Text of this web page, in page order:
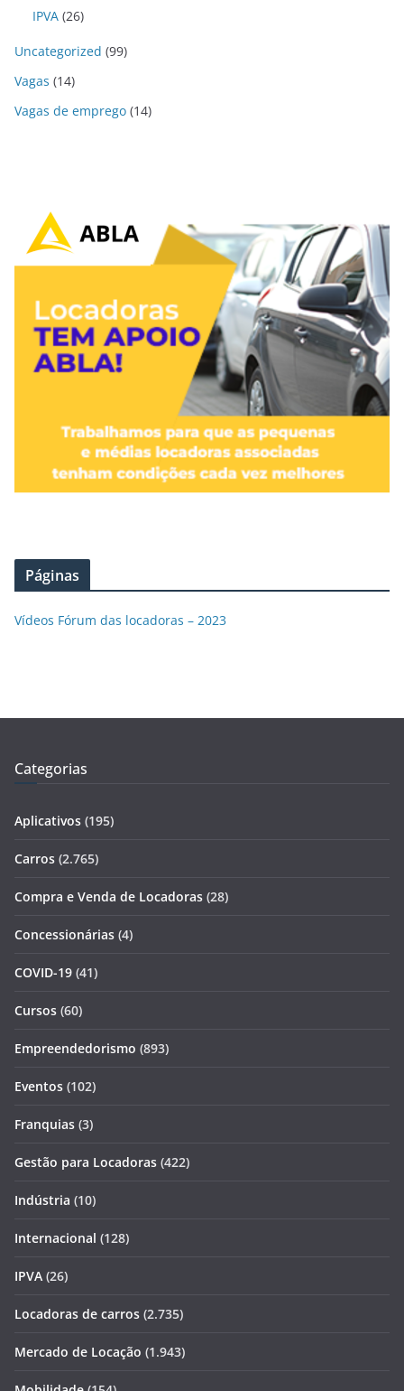
IPVA (26)
Uncategorized (99)
Vagas (14)
Vagas de emprego (14)
Páginas
Vídeos Fórum das locadoras – 2023
Categorias
Aplicativos (195)
Carros (2.765)
Compra e Venda de Locadoras (28)
Concessionárias (4)
COVID-19 (41)
Cursos (60)
Empreendedorismo (893)
Eventos (102)
Franquias (3)
Gestão para Locadoras (422)
Indústria (10)
Internacional (128)
IPVA (26)
Locadoras de carros (2.735)
Mercado de Locação (1.943)